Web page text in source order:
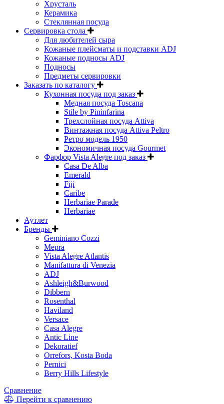
Хрусталь
Керамика
Стеклянная посуда
Сервировка стола
Для любителей сыра
Кожаные плейсматы и подставки ADJ
Кожаные подносы ADJ
Подносы
Предметы сервировки
Заказать по каталогу
Кухонная посуда под заказ
Медная посуда Toscana
Stile by Pininfarina
Трехслойная посуда Attiva
Винтажная посуда Attiva Peltro
Ретро модель 1950
Экономичная посуда Gourmet
Фарфор Vista Alegre под заказ
Casa De Alba
Emerald
Fiji
Caribe
Herbariae Parade
Herbariae
Аутлет
Бренды
Geminiano Cozzi
Mepra
Vista Alegre Atlantis
Manifattura di Venezia
ADJ
Ashleigh&Burwood
Dibbern
Rosenthal
Haviland
Versace
Casa Alegre
Antic Line
Dekoratief
Orrefors, Kosta Boda
Pernici
Berry Hills Lifestyle
Сравнение
Перейти к сравнению